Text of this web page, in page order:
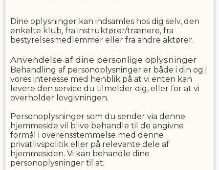
Dine oplysninger kan indsamles hos dig selv, den
enkelte klub, fra instruktører/trænere, fra
bestyrelsesmedlemmer eller fra andre aktører.
Anvendelse af dine personlige oplysninger
Behandling af personoplysninger er både i din og i
vores interesse med henblik på at vi enten kan
levere den service du tilmelder dig, eller for at vi
overholder lovgivningen.
Personoplysninger som du sender via denne
hjemmeside vil blive behandle til de angivne
formål i overensstemmelse med denne
privatlivspolitik eller på relevante dele af
hjemmesiden. Vi kan behandle dine
personoplysninger til at: